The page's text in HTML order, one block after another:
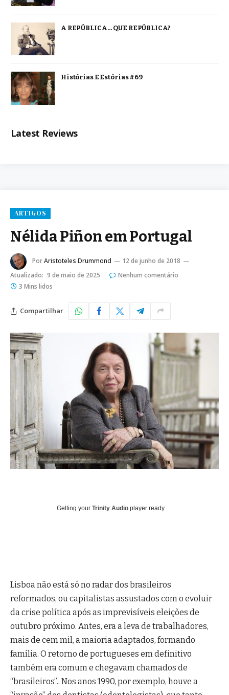
A REPÚBLICA… QUE REPÚBLICA?
Histórias E Estórias #69
Latest Reviews
ARTIGOS
Nélida Piñon em Portugal
PorAristoteles Drummond
12 de junho de 2018
Atualizado: 9 de maio de 2025
Nenhum comentário
3 Mins lidos
Compartilhar
Getting your Trinity Audio player ready...
Lisboa não está só no radar dos brasileiros
reformados, ou capitalistas assustados com o evoluir
da crise política após as imprevisíveis eleições de
outubro próximo. Antes, era a leva de trabalhadores,
mais de cem mil, a maioria adaptados, formando
família. O retorno de portugueses em definitivo
também era comum e chegavam chamados de
“brasileiros”.. Nos anos 1990, por exemplo, houve a